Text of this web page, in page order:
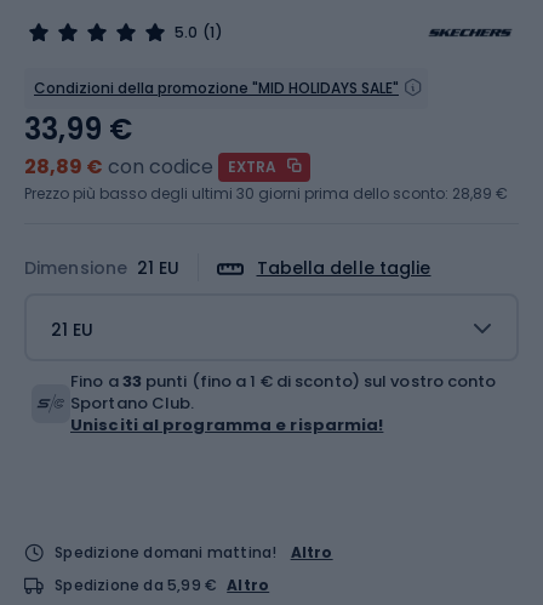
5.0 (1)
Condizioni della promozione "MID HOLIDAYS SALE"
Dimensione 21 EU Tabella delle taglie
21 EU
33,99 €
28,89 € con codice
EXTRA
Prezzo più basso degli ultimi 30 giorni prima dello sconto: 28,89 €
Fino a33 punti (fino a 1 € di sconto) sul vostro conto
Sportano Club.
Unisciti al programma e risparmia!
Spedizione domani mattina!
Altro
Spedizione da 5,99 € Altro